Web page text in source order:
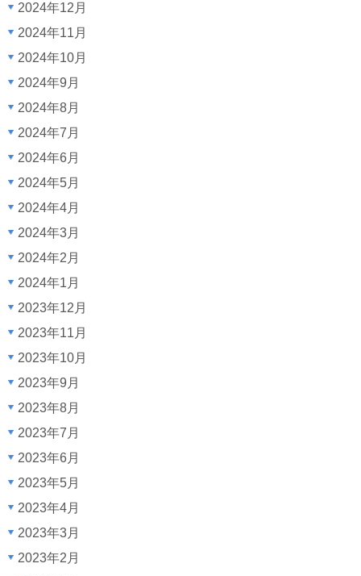
2024年12月
2024年11月
2024年10月
2024年9月
2024年8月
2024年7月
2024年6月
2024年5月
2024年4月
2024年3月
2024年2月
2024年1月
2023年12月
2023年11月
2023年10月
2023年9月
2023年8月
2023年7月
2023年6月
2023年5月
2023年4月
2023年3月
2023年2月